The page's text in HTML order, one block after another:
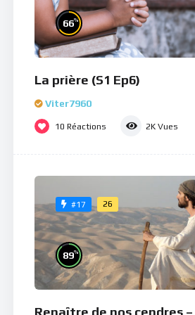
66%
La prière (S1 Ep6)
Viter7960
10 Réactions 2K Vues
#17 26
89%
Renaître de nos cendres –